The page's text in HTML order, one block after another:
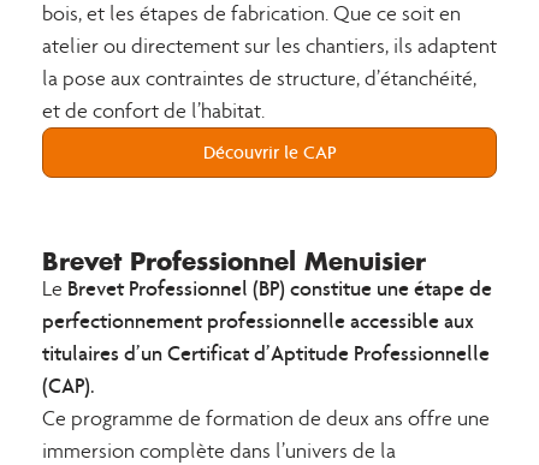
bois, et les étapes de fabrication. Que ce soit en
atelier ou directement sur les chantiers, ils adaptent
la pose aux contraintes de structure, d’étanchéité,
et de confort de l’habitat.
Découvrir le CAP
Brevet Professionnel Menuisier
Le Brevet Professionnel (BP) constitue une étape de
perfectionnement professionnelle accessible aux
titulaires d’un Certificat d’Aptitude Professionnelle
(CAP).
Ce programme de formation de deux ans offre une
immersion complète dans l’univers de la